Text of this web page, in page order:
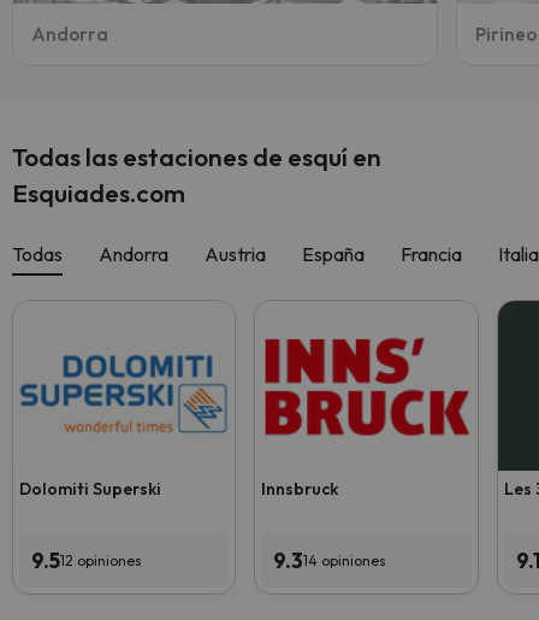
Andorra
Todas las estaciones de esquí en
Esquiades.com
Todas Andorra Austria España Francia Italia
Dolomiti Superski
9.512 opiniones
Innsbruck
9.314 opiniones
Les